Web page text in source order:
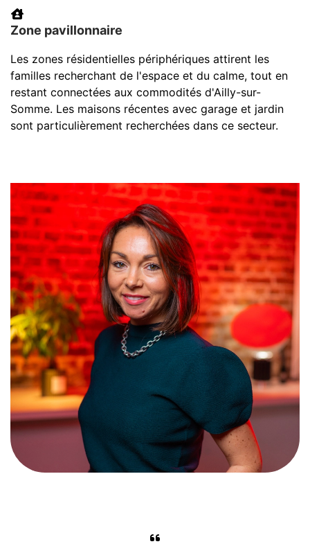
Zone pavillonnaire
Les zones résidentielles périphériques attirent les
familles recherchant de l'espace et du calme, tout en
restant connectées aux commodités d'Ailly-sur-
Somme. Les maisons récentes avec garage et jardin
sont particulièrement recherchées dans ce secteur.